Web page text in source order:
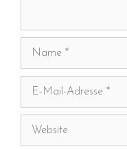
Name
Adresse
Website